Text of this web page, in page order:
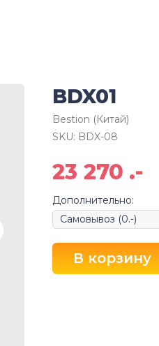
BDX01
Bestion (Китай)
SKU: BDX-08
23 270 .-
Дополнительно:
В корзину